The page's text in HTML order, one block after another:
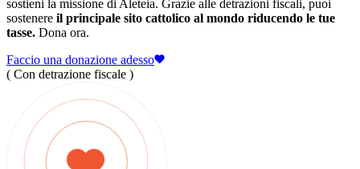
sostieni la missione di Aleteia. Grazie alle detrazioni fiscali, puoi
sostenere il principale sito cattolico al mondo riducendo le tue
tasse. Dona ora.
Faccio una donazione adesso
( Con detrazione fiscale )